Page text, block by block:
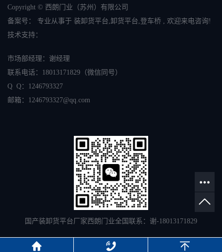
Copyright © 西朗门业（苏州）有限公司
备案号： 专业从事于 装卸货平台 卸货平台 登车桥 , 欢迎来电咨询!
技术支持：
市场部经理：谢经理
联系电话： 18013171829 （微信同号）
Q Q：1246793327
邮箱： 1246793327@qq.com
国产装卸货平台厂家西朗门业全国联系：谢-18013171829